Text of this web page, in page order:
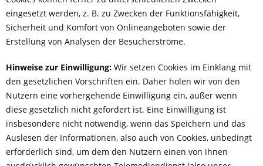
eingesetzt werden, z. B. zu Zwecken der Funktionsfähigkeit,
Sicherheit und Komfort von Onlineangeboten sowie der
Erstellung von Analysen der Besucherströme.
Hinweise zur Einwilligung: Wir setzen Cookies im Einklang mit
den gesetzlichen Vorschriften ein. Daher holen wir von den
Nutzern eine vorhergehende Einwilligung ein, außer wenn
diese gesetzlich nicht gefordert ist. Eine Einwilligung ist
insbesondere nicht notwendig, wenn das Speichern und das
Auslesen der Informationen, also auch von Cookies, unbedingt
erforderlich sind, um dem den Nutzern einen von ihnen